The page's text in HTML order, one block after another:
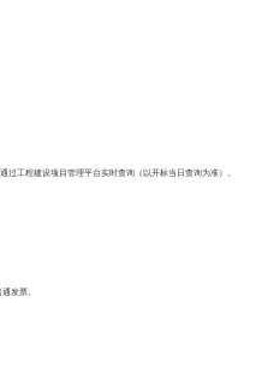
工程建设项目管理平台实时查询（以开标当日查询为准）。
发票。